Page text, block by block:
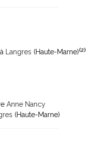
Langres (Haute-Marne)(2)
Anne Nancy
(Haute-Marne)